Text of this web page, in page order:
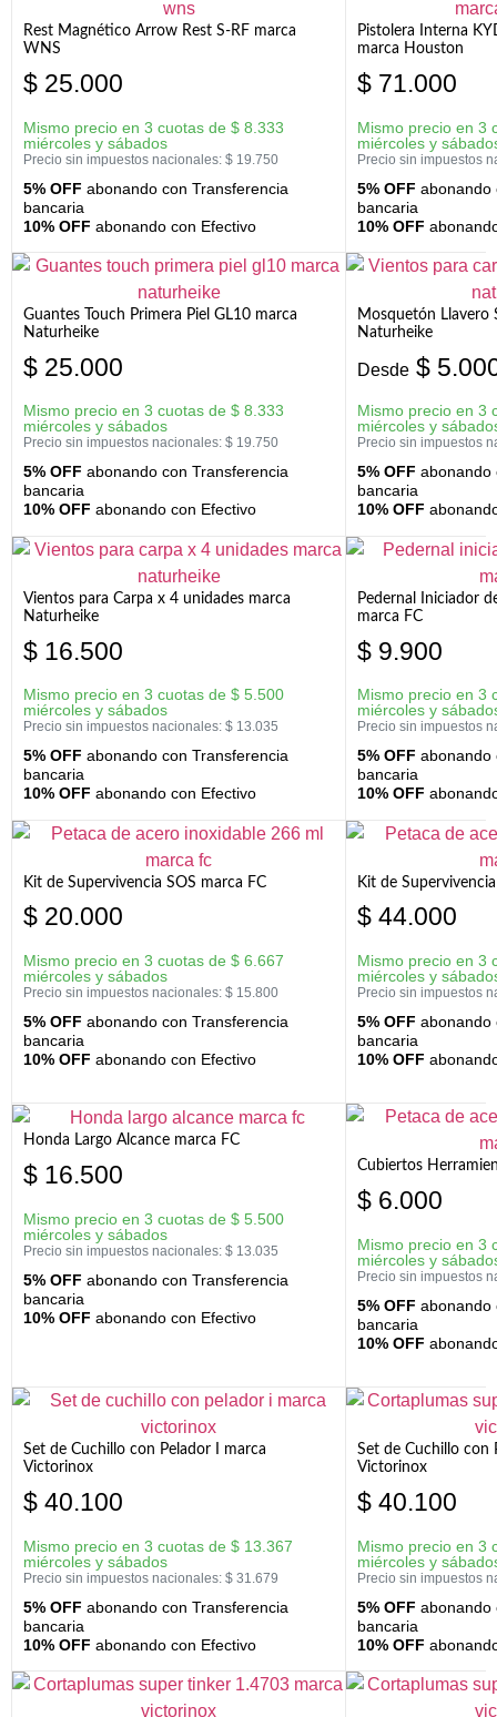
Rest Magnético Arrow Rest S-RF marca
WNS
$ 25.000
Mismo precio en 3 cuotas de $ 8.333
miércoles y sábados
Precio sin impuestos nacionales: $ 19.750
5% OFF abonando con Transferencia
bancaria
10% OFF abonando con Efectivo
Pistolera Interna
marca Houston
$ 71.000
Mismo precio en 3
miércoles y
Precio sin impuestos
5% OFF abonando
bancaria
10% OFF
Guantes Touch Primera Piel GL10 marca
Naturheike
$ 25.000
Mismo precio en 3 cuotas de $ 8.333
miércoles y sábados
Precio sin impuestos nacionales: $ 19.750
5% OFF abonando con Transferencia
bancaria
10% OFF abonando con Efectivo
Mosquetón Llavero
Naturheike
Desde $
Mismo precio en 3
miércoles y
Precio sin impuestos
5% OFF abonando
bancaria
10% OFF
Vientos para Carpa x 4 unidades marca
Naturheike
$ 16.500
Mismo precio en 3 cuotas de $ 5.500
miércoles y sábados
Precio sin impuestos nacionales: $ 13.035
5% OFF abonando con Transferencia
bancaria
10% OFF abonando con Efectivo
Pedernal Iniciador
marca FC
$ 9.900
Mismo precio en 3
miércoles y
Precio sin impuestos
5% OFF abonando
bancaria
10% OFF
Kit de Supervivencia SOS marca FC
$ 20.000
Mismo precio en 3 cuotas de $ 6.667
miércoles y sábados
Precio sin impuestos nacionales: $ 15.800
5% OFF abonando con Transferencia
bancaria
10% OFF abonando con Efectivo
Kit de
$ 44.000
Mismo precio en 3
miércoles y
Precio sin impuestos
5% OFF abonando
bancaria
10% OFF
Honda Largo Alcance marca FC
$ 16.500
Mismo precio en 3 cuotas de $ 5.500
miércoles y sábados
Precio sin impuestos nacionales: $ 13.035
5% OFF abonando con Transferencia
bancaria
10% OFF abonando con Efectivo
Cubiertos
$ 6.000
Mismo precio en 3
miércoles y
Precio sin impuestos
5% OFF abonando
bancaria
10% OFF
Set de Cuchillo con Pelador I marca
Victorinox
$ 40.100
Mismo precio en 3 cuotas de $ 13.367
miércoles y sábados
Precio sin impuestos nacionales: $ 31.679
5% OFF abonando con Transferencia
bancaria
10% OFF abonando con Efectivo
Set de Cuchillo con
Victorinox
$ 40.100
Mismo precio en 3
miércoles y
Precio sin impuestos
5% OFF abonando
bancaria
10% OFF